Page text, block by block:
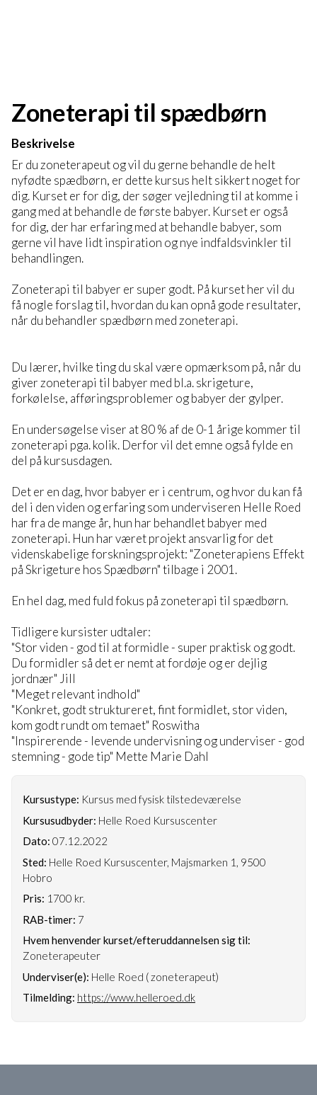
Zoneterapi til spædbørn
Beskrivelse
Er du zoneterapeut og vil du gerne behandle de helt
nyfødte spædbørn, er dette kursus helt sikkert noget for
dig. Kurset er for dig, der søger vejledning til at komme i
gang med at behandle de første babyer. Kurset er også
for dig, der har erfaring med at behandle babyer, som
gerne vil have lidt inspiration og nye indfaldsvinkler til
behandlingen.
Zoneterapi til babyer er super godt. På kurset her vil du
få nogle forslag til, hvordan du kan opnå gode resultater,
når du behandler spædbørn med zoneterapi.
Du lærer, hvilke ting du skal være opmærksom på, når du
giver zoneterapi til babyer med bl.a. skrigeture,
forkølelse, afføringsproblemer og babyer der gylper.
En undersøgelse viser at 80 % af de 0-1 årige kommer til
zoneterapi pga. kolik. Derfor vil det emne også fylde en
del på kursusdagen.
Det er en dag, hvor babyer er i centrum, og hvor du kan få
del i den viden og erfaring som underviseren Helle Roed
har fra de mange år, hun har behandlet babyer med
zoneterapi. Hun har været projekt ansvarlig for det
videnskabelige forskningsprojekt: "Zoneterapiens Effekt
på Skrigeture hos Spædbørn" tilbage i 2001.
En hel dag, med fuld fokus på zoneterapi til spædbørn.
Tidligere kursister udtaler:
"Stor viden - god til at formidle - super praktisk og godt.
Du formidler så det er nemt at fordøje og er dejlig
jordnær" Jill
"Meget relevant indhold"
"Konkret, godt struktureret, fint formidlet, stor viden,
kom godt rundt om temaet" Roswitha
"Inspirerende - levende undervisning og underviser - god
stemning - gode tip" Mette Marie Dahl
Kursustype: Kursus med fysisk tilstedeværelse
Kursusudbyder: Helle Roed Kursuscenter
Dato: 07.12.2022
Sted: Helle Roed Kursuscenter, Majsmarken 1, 9500
Hobro
Pris: 1700 kr.
RAB-timer: 7
Hvem henvender kurset/efteruddannelsen sig til:
Zoneterapeuter
Underviser(e): Helle Roed ( zoneterapeut)
Tilmelding: https://www.helleroed.dk